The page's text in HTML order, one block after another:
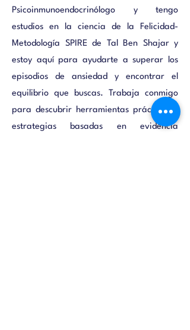
Psicoinmunoendocrinólogo y tengo
estudios en la ciencia de la Felicidad-
Metodología SPIRE de Tal Ben Shajar y
estoy aquí para ayudarte a superar los
episodios de ansiedad y encontrar el
equilibrio que buscas. Trabaja conmigo
para descubrir herramientas prácticas y
estrategias basadas en evidencia